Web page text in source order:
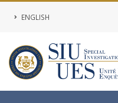
ENGLISH